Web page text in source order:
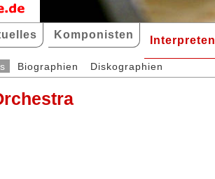
Komponisten Interpreten
Biographien Diskographien